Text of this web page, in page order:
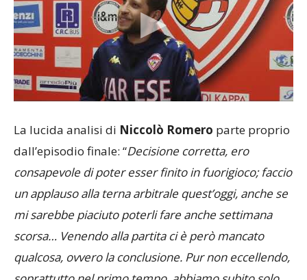
dall’episodio finale: “Decisione corretta, ero
consapevole di poter esser finito in fuorigioco; faccio
un applauso alla terna arbitrale quest’oggi, anche se
mi sarebbe piaciuto poterli fare anche settimana
scorsa… Venendo alla partita ci è però mancato
qualcosa, ovvero la conclusione. Pur non eccellendo,
soprattutto nel primo tempo, abbiamo subito solo